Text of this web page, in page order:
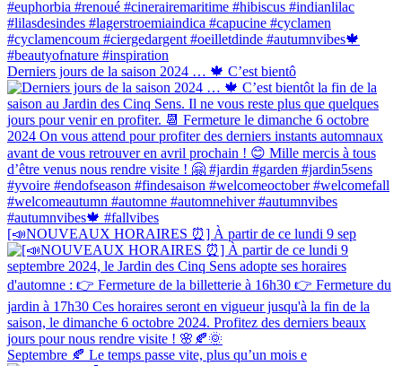
Derniers jours de la saison 2024 … 🍁 C’est bientô
[📣NOUVEAUX HORAIRES ⏰] À partir de ce lundi 9 sep
Septembre 🍂 Le temps passe vite, plus qu’un mois e